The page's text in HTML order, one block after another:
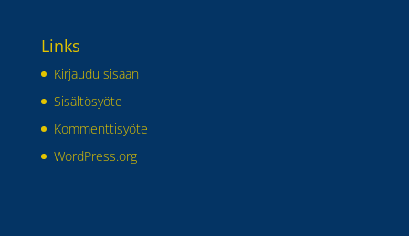
Links
Kirjaudu sisään
Sisältösyöte
Kommenttisyöte
WordPress.org